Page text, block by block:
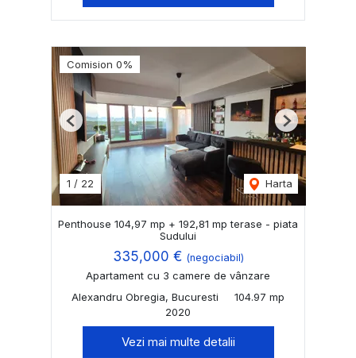
Comision 0%
1 / 22 Harta
Previous Next
Penthouse 104,97 mp + 192,81 mp terase - piata
Sudului
335,000 € (negociabil)
Apartament cu 3 camere de vânzare
Alexandru Obregia, Bucuresti
104.97 mp
2020
Vezi mai multe detalii